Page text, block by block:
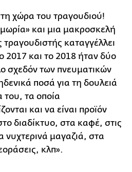
χώρα του τραγουδιού!
και μια μακροσκελή
καταγγέλλει
2017 και το 2018 ήταν δύο
σχεδόν των πνευματικών
ποσά για τη δουλειά
του, τα οποία
και να είναι προϊόν
διαδίκτυο, στα καφέ, στις
νυχτερινά μαγαζιά, στα
κλπ».